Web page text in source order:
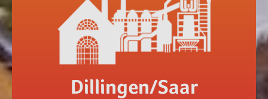
Dillingen/Saar